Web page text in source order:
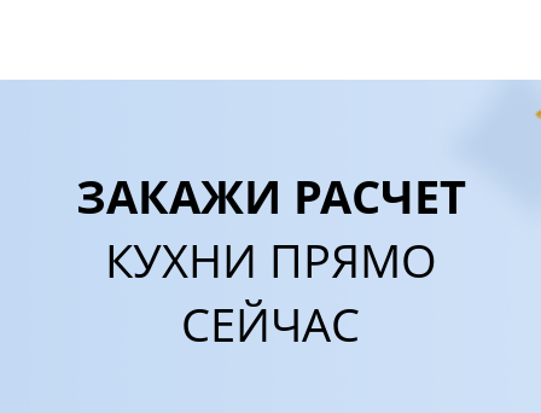
ЗАКАЖИ РАСЧЕТ
КУХНИ ПРЯМО
СЕЙЧАС